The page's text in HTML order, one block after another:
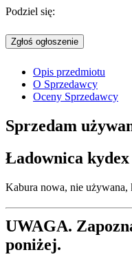
Podziel się:
Zgłoś ogłoszenie
Opis przedmiotu
O Sprzedawcy
Oceny Sprzedawcy
Sprzedam
Ładownica kydex
Kabura nowa, nie używana,
UWAGA.
poniżej.